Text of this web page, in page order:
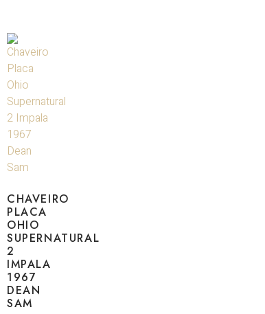
CHAVEIRO
PLACA
OHIO
SUPERNATURAL
2
IMPALA
1967
DEAN
SAM